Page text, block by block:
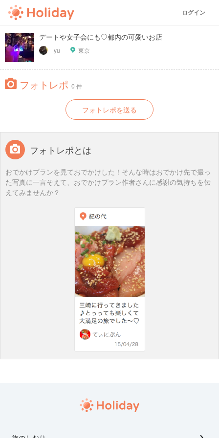
ログイン
デートや女子会にも♡都内の可愛いお店
yu 東京
フォトレポ 0 件
フォトレポを送る
フォトレポとは
おでかけプランを見ておでかけした！そんな時はおでかけ先で撮っ
た写真に一言そえて、おでかけプラン作者さんに感謝の気持ちを伝
えてみませんか？